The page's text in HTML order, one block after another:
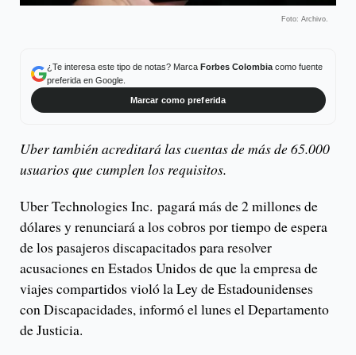
Foto: Archivo.
¿Te interesa este tipo de notas? Marca Forbes Colombiacomo fuente
preferida en Google.
Marcar como preferida
Uber también acreditará las cuentas de más de 65.000
usuarios que cumplen los requisitos.
Uber Technologies Inc. pagará más de 2 millones de
dólares y renunciará a los cobros por tiempo de espera
de los pasajeros discapacitados para resolver
acusaciones en Estados Unidos de que la empresa de
viajes compartidos violó la Ley de Estadounidenses
con Discapacidades, informó el lunes el Departamento
de Justicia.